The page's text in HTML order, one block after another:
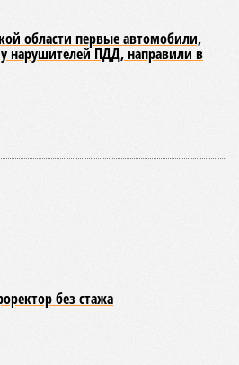
области первые автомобили,
нарушителей ПДД, направили в
без стажа